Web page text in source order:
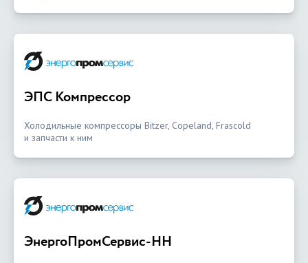
ЭПС Компрессор
Холодильные компрессоры Bitzer, Copeland, Frascold
и запчасти к ним
ЭнергоПромСервис-НН